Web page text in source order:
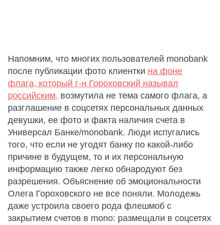
Напомним, что многих пользователей monobank
после публикации фото клиентки на фоне
флага, который г-н Гороховский называл
российским, возмутила не тема самого флага, а
разглашение в соцсетях персональных данных
девушки, ее фото и факта наличия счета в
Универсал Банке/monobank. Люди испугались
того, что если не угодят банку по какой-либо
причине в будущем, то и их персональную
информацию также легко обнародуют без
разрешения. Объяснение об эмоциональности
Олега Гороховского не все поняли. Молодежь
даже устроила своего рода флешмоб с
закрытием счетов в mono: размещали в соцсетях